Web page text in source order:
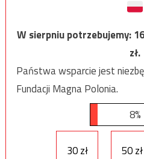
W sierpniu potrzebujemy:
zł.
Państwa wsparcie jest
Fundacji Magna Polonia.
8%
30 zł 50 zł